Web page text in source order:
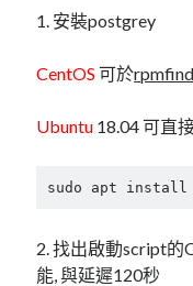
java
lubuntu
microsoft
restic
1. 安裝postgrey
CentOS 可於
Ubuntu 18.04 可直
sudo apt install
2. 找出啟動script的
能, 與延遲120秒